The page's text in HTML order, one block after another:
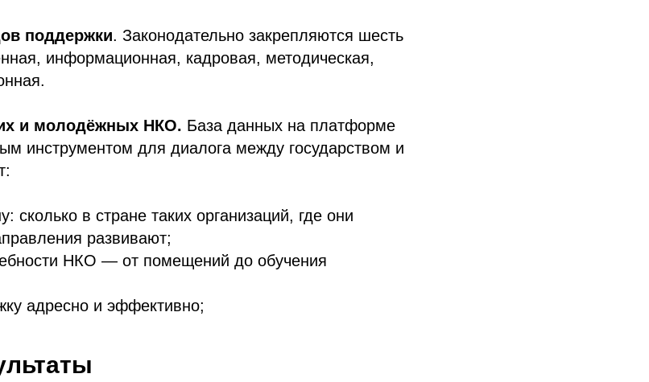
поддержки. Законодательно закрепляются шесть
информационная, кадровая, методическая,
и молодёжных НКО. База данных на платформе
инструментом для диалога между государством и
сколько в стране таких организаций, где они
развивают;
НКО — от помещений до обучения
адресно и эффективно;